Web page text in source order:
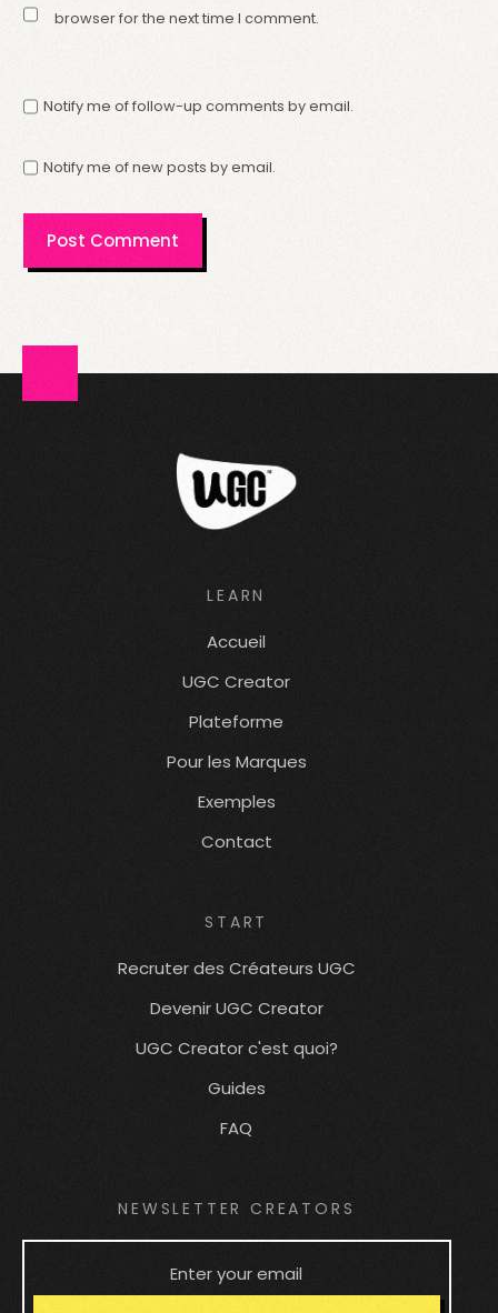
browser for the next time I comment.
Notify me of follow-up comments by email.
Notify me of new posts by email.
LEARN
Accueil
UGC Creator
Plateforme
Pour les Marques
Exemples
Contact
START
Recruter des Créateurs UGC
Devenir UGC Creator
UGC Creator c'est quoi?
Guides
FAQ
NEWSLETTER CREATORS